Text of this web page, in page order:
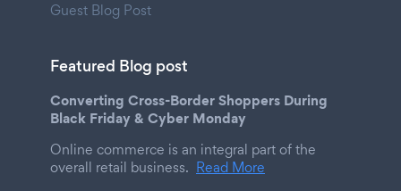
Guest Blog Post
Featured Blog post
Converting Cross-Border Shoppers During
Black Friday & Cyber Monday
Online commerce is an integral part of the
overall retail business. Read More